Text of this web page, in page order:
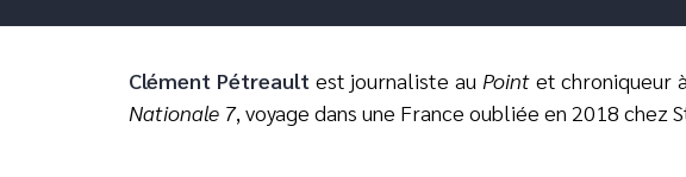
Clément Pétreaultest journaliste au Pointet chroniqueur
Nationale 7, voyage dans une France oubliée en 2018 chez